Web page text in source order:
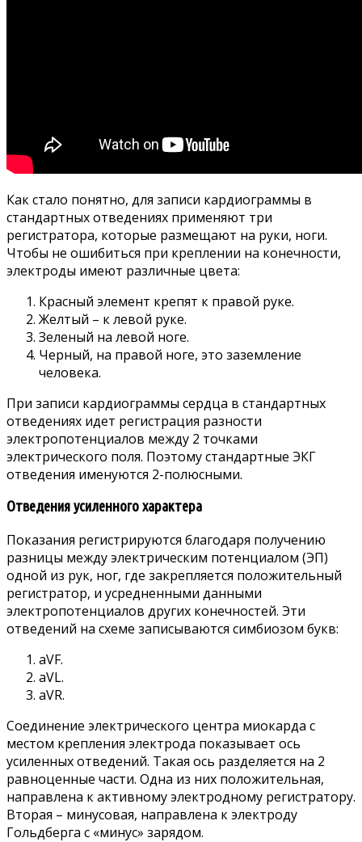
Как стало понятно, для записи кардиограммы в
стандартных отведениях применяют три
регистратора, которые размещают на руки, ноги.
Чтобы не ошибиться при креплении на конечности,
электроды имеют различные цвета:
Красный элемент крепят к правой руке.
Желтый – к левой руке.
Зеленый на левой ноге.
Черный, на правой ноге, это заземление
человека.
При записи кардиограммы сердца в стандартных
отведениях идет регистрация разности
электропотенциалов между 2 точками
электрического поля. Поэтому стандартные ЭКГ
отведения именуются 2-полюсными.
Отведения усиленного характера
Показания регистрируются благодаря получению
разницы между электрическим потенциалом (ЭП)
одной из рук, ног, где закрепляется положительный
регистратор, и усредненными данными
электропотенциалов других конечностей. Эти
отведений на схеме записываются симбиозом букв:
aVF.
aVL.
aVR.
Соединение электрического центра миокарда с
местом крепления электрода показывает ось
усиленных отведений. Такая ось разделяется на 2
равноценные части. Одна из них положительная,
направлена к активному электродному регистратору.
Вторая – минусовая, направлена к электроду
Гольдберга с «минус» зарядом.